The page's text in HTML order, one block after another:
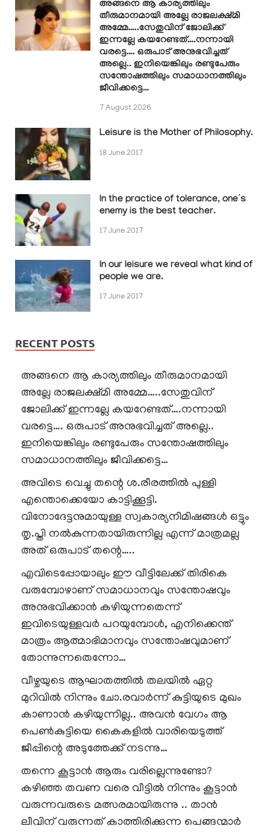
അങ്ങനെ ആ കാര്യത്തിലും
തീരുമാനമായി അല്ലേ രാജലക്ഷ്മി
അമ്മേ…..സേതുവിന് ജോലിക്ക്
ഇന്നല്ലേ കയറേണ്ടത്….നന്നായി
വരട്ടെ…. ഒരുപാട് അനുഭവിച്ചത്
അല്ലെ.. ഇനിയെങ്കിലും രണ്ടുപേരും
സന്തോഷത്തിലും സമാധാനത്തിലും
ജീവിക്കട്ടെ…
7 August 2026
Leisure is the Mother of Philosophy.
18 June 2017
In the practice of tolerance, one’s
enemy is the best teacher.
17 June 2017
In our leisure we reveal what kind of
people we are.
17 June 2017
RECENT POSTS
അങ്ങനെ ആ കാര്യത്തിലും തീരുമാനമായി
അല്ലേ രാജലക്ഷ്മി അമ്മേ…..സേതുവിന്
ജോലിക്ക് ഇന്നല്ലേ കയറേണ്ടത്….നന്നായി
വരട്ടെ…. ഒരുപാട് അനുഭവിച്ചത് അല്ലെ..
ഇനിയെങ്കിലും രണ്ടുപേരും സന്തോഷത്തിലും
സമാധാനത്തിലും ജീവിക്കട്ടെ…
അവിടെ വെച്ചു തന്റെ ശ.രീരത്തിൽ പുള്ളി
എന്തൊക്കെയോ കാട്ടിക്കൂട്ടി.
വിനോദേട്ടനുമായുള്ള സ്വകാര്യനിമിഷങ്ങൾ ഒട്ടും
തൃ.പ്തി നൽകുന്നതായിരുന്നില്ല എന്ന് മാത്രമല്ല
അത് ഒരുപാട് തന്റെ…..
എവിടെപ്പോയാലും ഈ വീട്ടിലേക്ക് തിരികെ
വരുമ്പോഴാണ് സമാധാനവും സന്തോഷവും
അനുഭവിക്കാൻ കഴിയുന്നതെന്ന്
ഇവിടെയുള്ളവർ പറയുമ്പോൾ, എനിക്കെന്ത്
മാത്രം ആത്മാഭിമാനവും സന്തോഷവുമാണ്
തോന്നുന്നതെന്നോ…
വീഴ്ചയുടെ ആഘാതത്തിൽ തലയിൽ ഏറ്റ
മുറിവിൽ നിന്നും ചോ.രവാർന്ന് കുട്ടിയുടെ മുഖം
കാണാൻ കഴിയുന്നില്ല.. അവൻ വേഗം ആ
പെൺകുട്ടിയെ കൈകളിൽ വാരിയെടുത്ത്
ജീപ്പിന്റെ അടുത്തേക്ക് നടന്നു…
തന്നെ കൂട്ടാൻ ആരും വരില്ലെന്നുണ്ടോ?
കഴിഞ്ഞ തവണ വരെ വീട്ടിൽ നിന്നും കൂട്ടാൻ
വരുന്നവരുടെ മത്സരമായിരുന്നു .. താൻ
ലീവിന് വരുന്നത് കാത്തിരിക്കുന്ന പെങ്ങന്മാർ